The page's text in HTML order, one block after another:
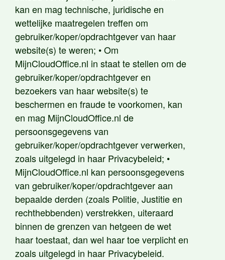
kan en mag technische, juridische en
wettelijke maatregelen treffen om
gebruiker/koper/opdrachtgever van haar
website(s) te weren; • Om
MijnCloudOffice.nl in staat te stellen om de
gebruiker/koper/opdrachtgever en
bezoekers van haar website(s) te
beschermen en fraude te voorkomen, kan
en mag MijnCloudOffice.nl de
persoonsgegevens van
gebruiker/koper/opdrachtgever verwerken,
zoals uitgelegd in haar Privacybeleid; •
MijnCloudOffice.nl kan persoonsgegevens
van gebruiker/koper/opdrachtgever aan
bepaalde derden (zoals Politie, Justitie en
rechthebbenden) verstrekken, uiteraard
binnen de grenzen van hetgeen de wet
haar toestaat, dan wel haar toe verplicht en
zoals uitgelegd in haar Privacybeleid.